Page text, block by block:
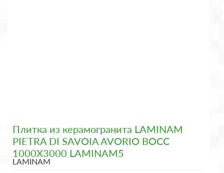
Плитка из керамогранита LAMINAM
PIETRA DI SAVOIA AVORIO BOCC
1000X3000 LAMINAM5
LAMINAM